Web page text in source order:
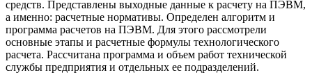
средств. Представлены выходные данные к расчету на ПЭВМ,
а именно: расчетные нормативы. Определен алгоритм и
программа расчетов на ПЭВМ. Для этого рассмотрели
основные этапы и расчетные формулы технологического
расчета. Рассчитана программа и объем работ технической
службы предприятия и отдельных ее подразделений.